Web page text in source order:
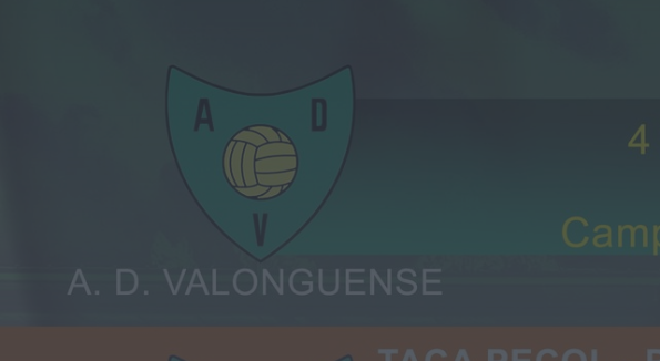
Préstimo
Belazaima do Chão
Segadães
Macieira de Alcoba